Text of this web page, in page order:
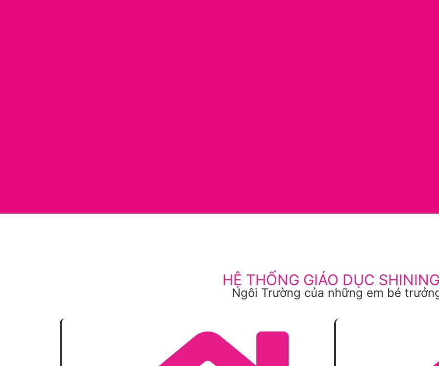
HỆ THỐNG GIÁO DỤC
Ngôi Trường của những em bé